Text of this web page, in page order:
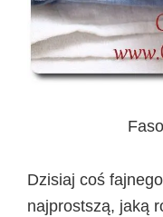
Dzisiaj coś
najprostszą, jaką